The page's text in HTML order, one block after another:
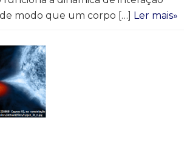
modo que um corpo […] Ler mais»